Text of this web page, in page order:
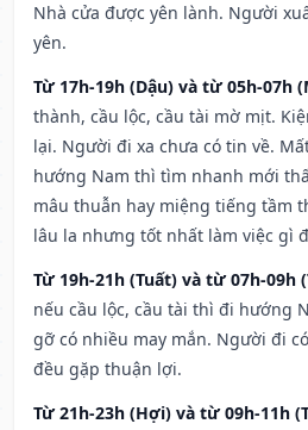
Nhà cửa được yên lành. Người
yên.
Từ 17h-19h (Dậu) và từ 05h-07h
thành, cầu lộc, cầu tài mờ mịt.
lại. Người đi xa chưa có tin về.
hướng Nam thì tìm nhanh mới
mâu thuẫn hay miệng tiếng tầm
lâu la nhưng tốt nhất làm việc gì
Từ 19h-21h (Tuất) và từ 07h-09h
nếu cầu lộc, cầu tài thì đi hướng
gỡ có nhiều may mắn. Người đi
đều gặp thuận lợi.
Từ 21h-23h (Hợi) và từ 09h-11h